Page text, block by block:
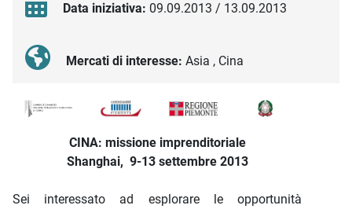
Data iniziativa: 09.09.2013 / 13.09.2013
Mercati di interesse: Asia , Cina
Descrizione iniziativa
CINA: missione imprenditoriale
Shanghai, 9-13 settembre 2013
Sei interessato ad esplorare le opportunità